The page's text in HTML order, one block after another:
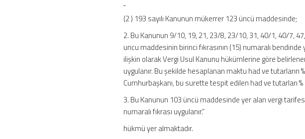
(2 ) 193 sayılı Kanunun mükerrer 123 üncü maddesinde;
2. Bu Kanunun 9/10, 19, 21, 23/8, 23/10, 31, 40/1, 40/7,
uncu maddesinin birinci fıkrasının (15) numaralı
ilişkin olarak Vergi Usul Kanunu hükümlerine göre
uygulanır. Bu şekilde hesaplanan maktu had ve tutarların
Cumhurbaşkanı, bu surette tespit edilen had ve tutarları
3. Bu Kanunun 103 üncü maddesinde yer alan vergi
numaralı fıkrası uygulanır.”
hükmü yer almaktadır.